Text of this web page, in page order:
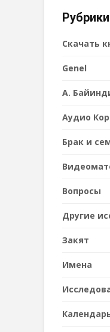
Рубрики
Cкачать
Genel
А.
Аудио
Брак и
Вопросы
Другие
Закят
Имена